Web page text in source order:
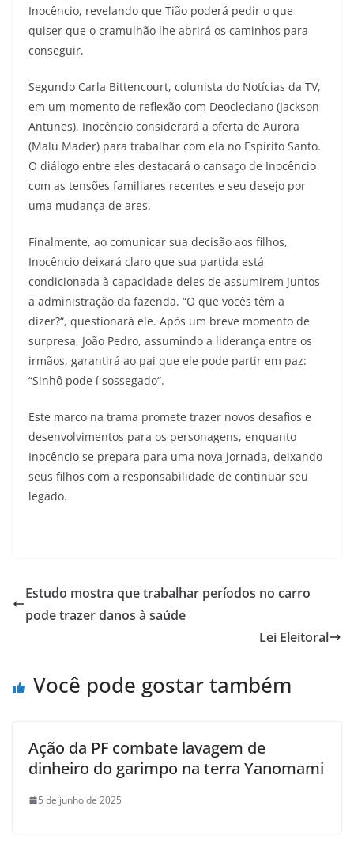
Inocêncio, revelando que Tião poderá pedir o que
quiser que o cramulhão lhe abrirá os caminhos para
conseguir.
Segundo Carla Bittencourt, colunista do Notícias da TV,
em um momento de reflexão com Deocleciano (Jackson
Antunes), Inocêncio considerará a oferta de Aurora
(Malu Mader) para trabalhar com ela no Espírito Santo.
O diálogo entre eles destacará o cansaço de Inocêncio
com as tensões familiares recentes e seu desejo por
uma mudança de ares.
Finalmente, ao comunicar sua decisão aos filhos,
Inocêncio deixará claro que sua partida está
condicionada à capacidade deles de assumirem juntos
a administração da fazenda. “O que vocês têm a
dizer?“, questionará ele. Após um breve momento de
surpresa, João Pedro, assumindo a liderança entre os
irmãos, garantirá ao pai que ele pode partir em paz:
“Sinhô pode í sossegado“.
Este marco na trama promete trazer novos desafios e
desenvolvimentos para os personagens, enquanto
Inocêncio se prepara para uma nova jornada, deixando
seus filhos com a responsabilidade de continuar seu
legado.
Estudo mostra que trabalhar períodos no carro
pode trazer danos à saúde
Lei Eleitoral
Você pode gostar também
Ação da PF combate lavagem de
dinheiro do garimpo na terra Yanomami
5 de junho de 2025